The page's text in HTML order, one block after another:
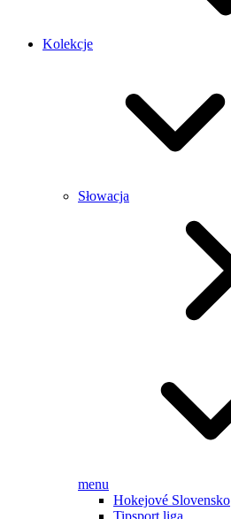
Kolekcje
Słowacja
menu
Hokejové Slovensko
Tipsport liga